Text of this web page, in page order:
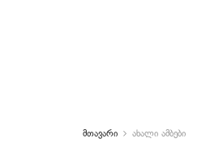
მთავარი ახალი ამბები